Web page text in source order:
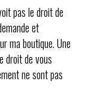
pas le droit de
et
ma boutique. Une
droit de vous
ne sont pas